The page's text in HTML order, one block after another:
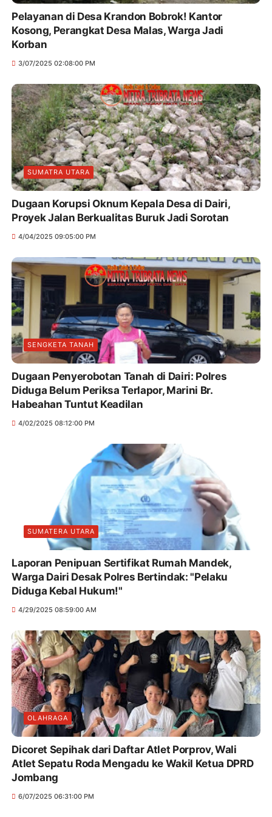
Pelayanan di Desa Krandon Bobrok! Kantor
Kosong, Perangkat Desa Malas, Warga Jadi
Korban
3/07/2025 02:08:00 PM
SUMATRA UTARA
Dugaan Korupsi Oknum Kepala Desa di Dairi,
Proyek Jalan Berkualitas Buruk Jadi Sorotan
4/04/2025 09:05:00 PM
SENGKETA TANAH
Dugaan Penyerobotan Tanah di Dairi: Polres
Diduga Belum Periksa Terlapor, Marini Br.
Habeahan Tuntut Keadilan
4/02/2025 08:12:00 PM
SUMATERA UTARA
Laporan Penipuan Sertifikat Rumah Mandek,
Warga Dairi Desak Polres Bertindak: "Pelaku
Diduga Kebal Hukum!"
4/29/2025 08:59:00 AM
OLAHRAGA
Dicoret Sepihak dari Daftar Atlet Porprov, Wali
Atlet Sepatu Roda Mengadu ke Wakil Ketua DPRD
Jombang
6/07/2025 06:31:00 PM